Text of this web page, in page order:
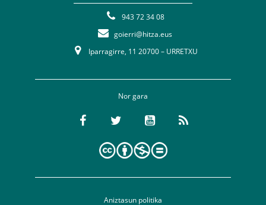
943 72 34 08
goierri@hitza.eus
Iparragirre, 11 20700 – URRETXU
Nor gara
Aniztasun politika